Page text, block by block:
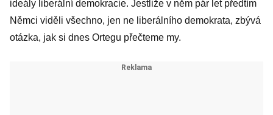
ideály liberální demokracie. Jestliže v něm pár let předtím
Němci viděli všechno, jen ne liberálního demokrata, zbývá
otázka, jak si dnes Ortegu přečteme my.